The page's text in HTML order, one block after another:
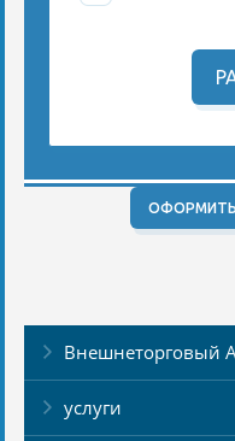
ОФОРМИТЬ
Внешнеторговый
услуги